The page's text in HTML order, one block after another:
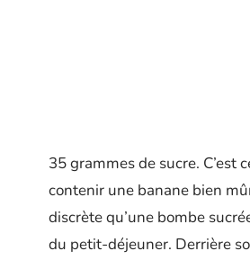
35 grammes de sucre. C’est
contenir une banane bien
discrète qu’une bombe
du petit-déjeuner. Derrière